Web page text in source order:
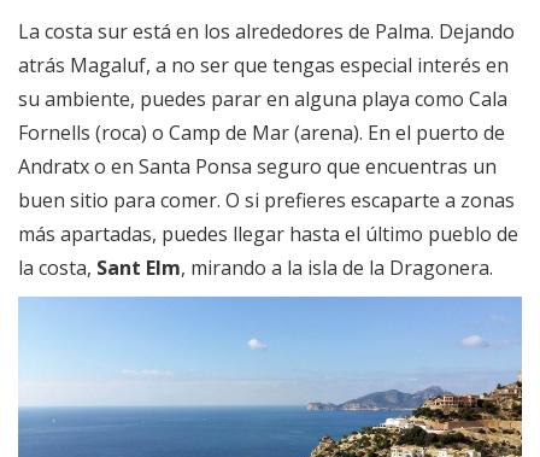
La costa sur está en los alrededores de Palma. Dejando
atrás Magaluf, a no ser que tengas especial interés en
su ambiente, puedes parar en alguna playa como Cala
Fornells (roca) o Camp de Mar (arena). En el puerto de
Andratx o en Santa Ponsa seguro que encuentras un
buen sitio para comer. O si prefieres escaparte a zonas
más apartadas, puedes llegar hasta el último pueblo de
la costa, Sant Elm, mirando a la isla de la Dragonera.